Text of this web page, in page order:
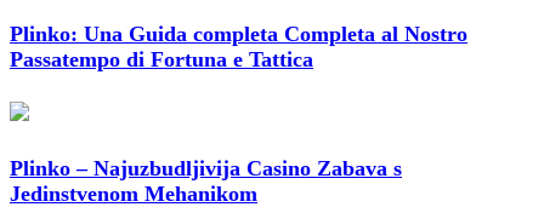
Plinko: Una Guida completa Completa al Nostro
Passatempo di Fortuna e Tattica
Plinko – Najuzbudljivija Casino Zabava s
Jedinstvenom Mehanikom